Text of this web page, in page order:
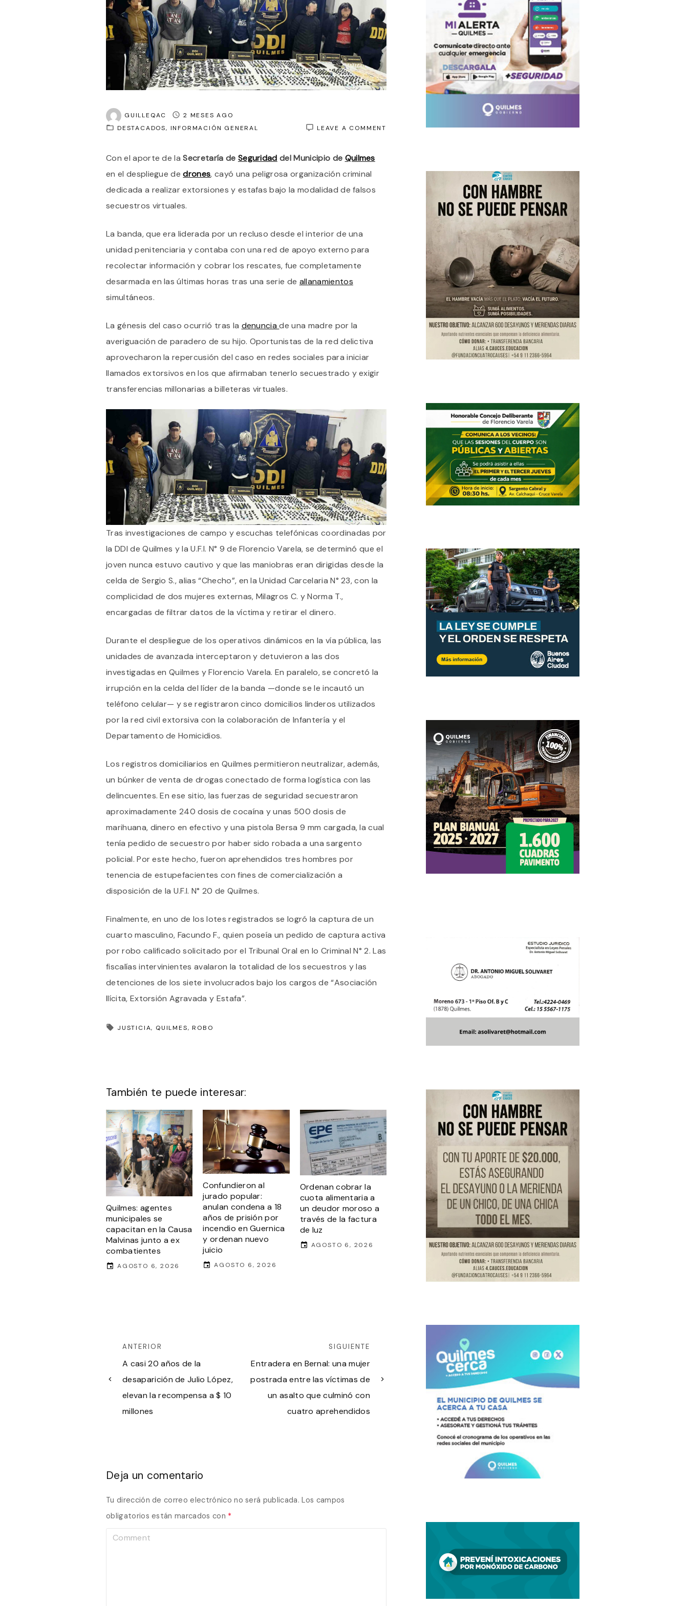
GUILLEQAC
2 MESES AGO
DESTACADOS INFORMACIÓN GENERAL LEAVE A COMMENT
EXTORSIONES
CARCELARIAS
Con el aporte de laSecretaría de Seguridad del Municipio de Quilmes
en el despliegue dedrones, cayó una peligrosa organización criminal
dedicada a realizar extorsiones y estafas bajo la modalidad de falsos
secuestros virtuales.
La banda, que era liderada por un recluso desde el interior de una
unidad penitenciaria y contaba con una red de apoyo externo para
recolectar información y cobrar los rescates, fue completamente
desarmada en las últimas horas tras una serie de allanamientos
simultáneos.
La génesis del caso ocurrió tras la denunciade una madre por la
averiguación de paradero de su hijo. Oportunistas de la red delictiva
aprovecharon la repercusión del caso en redes sociales para iniciar
llamados extorsivos en los que afirmaban tenerlo secuestrado y exigir
transferencias millonarias a billeteras virtuales.
Tras investigaciones de campo y escuchas telefónicas coordinadas por
la DDI de Quilmes y la U.F.I. N° 9 de Florencio Varela, se determinó que el
joven nunca estuvo cautivo y que las maniobras eran dirigidas desde la
celda de Sergio S., alias “Checho”, en la Unidad Carcelaria N° 23, con la
complicidad de dos mujeres externas, Milagros C. y Norma T.,
encargadas de filtrar datos de la víctima y retirar el dinero.
Durante el despliegue de los operativos dinámicos en la vía pública, las
unidades de avanzada interceptaron y detuvieron a las dos
investigadas en Quilmes y Florencio Varela. En paralelo, se concretó la
irrupción en la celda del líder de la banda —donde se le incautó un
teléfono celular— y se registraron cinco domicilios linderos utilizados
por la red civil extorsiva con la colaboración de Infantería y el
Departamento de Homicidios.
Los registros domiciliarios en Quilmes permitieron neutralizar, además,
un búnker de venta de drogas conectado de forma logística con las
delincuentes. En ese sitio, las fuerzas de seguridad secuestraron
aproximadamente 240 dosis de cocaína y unas 500 dosis de
marihuana, dinero en efectivo y una pistola Bersa 9 mm cargada, la cual
tenía pedido de secuestro por haber sido robada a una sargento
policial. Por este hecho, fueron aprehendidos tres hombres por
tenencia de estupefacientes con fines de comercialización a
disposición de la U.F.I. N° 20 de Quilmes.
Finalmente, en uno de los lotes registrados se logró la captura de un
cuarto masculino, Facundo F., quien poseía un pedido de captura activa
por robo calificado solicitado por el Tribunal Oral en lo Criminal N° 2. Las
fiscalías intervinientes avalaron la totalidad de los secuestros y las
detenciones de los siete involucrados bajo los cargos de “Asociación
Ilícita, Extorsión Agravada y Estafa”.
JUSTICIA QUILMES ROBO
También te puede interesar:
Quilmes: agentes
municipales se
capacitan en la Causa
Malvinas junto a ex
combatientes
AGOSTO 6, 2026
Confundieron al
jurado popular:
anulan condena a 18
años de prisión por
incendio en Guernica
y ordenan nuevo
juicio
AGOSTO 6, 2026
Ordenan cobrar la
cuota alimentaria a
un deudor moroso a
través de la factura
de luz
AGOSTO 6, 2026
ANTERIOR
A casi 20 años de la
desaparición de Julio López,
elevan la recompensa a $ 10
millones
SIGUIENTE
Entradera en Bernal: una mujer
postrada entre las víctimas de
un asalto que culminó con
cuatro aprehendidos
Deja un comentario
Tu dirección de correo electrónico no será publicada. Los campos
obligatorios están marcados con *